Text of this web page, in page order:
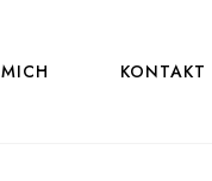
KONTAKT